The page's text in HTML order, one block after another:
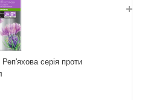
серія проти